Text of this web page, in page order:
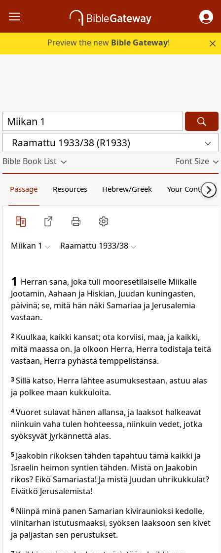
Preview the new Bible Gateway!
Raamattu 1933/38 (R1933)
Bible Book List Font Size
Passage Resources Hebrew/Greek Your Content
Miikan 1 Raamattu 1933/38
1 Herran sana, joka tuli mooresetilaiselle Miikalle
Jootamin, Aahaan ja Hiskian, Juudan kuningasten,
päivinä; se, mitä hän näki Samariaa ja Jerusalemia
vastaan.
2 Kuulkaa, kaikki kansat; ota korviisi, maa, ja kaikki,
mitä maassa on. Ja olkoon Herra, Herra todistaja teitä
vastaan, Herra pyhästä temppelistänsä.
3Sillä katso, Herra lähtee asumuksestaan, astuu alas
ja polkee maan kukkuloita.
4Vuoret sulavat hänen allansa, ja laaksot halkeavat
niinkuin vaha tulen hohteessa, niinkuin vedet, jotka
syöksyvät jyrkännettä alas.
5 Jaakobin rikoksen tähden tapahtuu tämä kaikki ja
Israelin heimon syntien tähden. Mistä on Jaakobin
rikos? Eikö Samariasta! Ja mistä Juudan uhrikukkulat?
Eivätkö Jerusalemista!
6 Niinpä minä panen Samarian kiviraunioksi kedolle,
viinitarhan istutusmaaksi, syöksen laaksoon sen kivet
ja paljastan sen perustukset.